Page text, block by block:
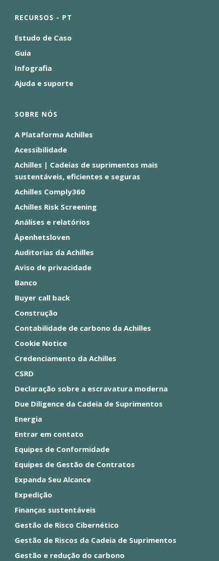
RECURSOS - PT
Estudo de Caso
Guia
Infografia
Ajuda e suporte
SOBRE NÓS
A Plataforma Achilles
Acessibilidade
Achilles | Cadeias de suprimentos mais
sustentáveis, eficientes e seguras
Achilles Comply360
Achilles Risk Screening
Análises e relatórios
Åpenhetsloven
Auditorias da Achilles
Aviso de privacidade
Banco
Buyer call back
Construção
Contabilidade de carbono da Achilles
Cookie Notice
Credenciamento da Achilles
CSRD
Declaração sobre a escravatura moderna
Due Diligence da Cadeia de Suprimentos
Energia
Entrar em contato
Equipes de Conformidade
Equipes de Gestão de Contratos
Expanda Seu Alcance
Expedição
Finanças sustentáveis
Gestão de Risco Cibernético
Gestão de Riscos da Cadeia de Suprimentos
Gestão e redução do carbono